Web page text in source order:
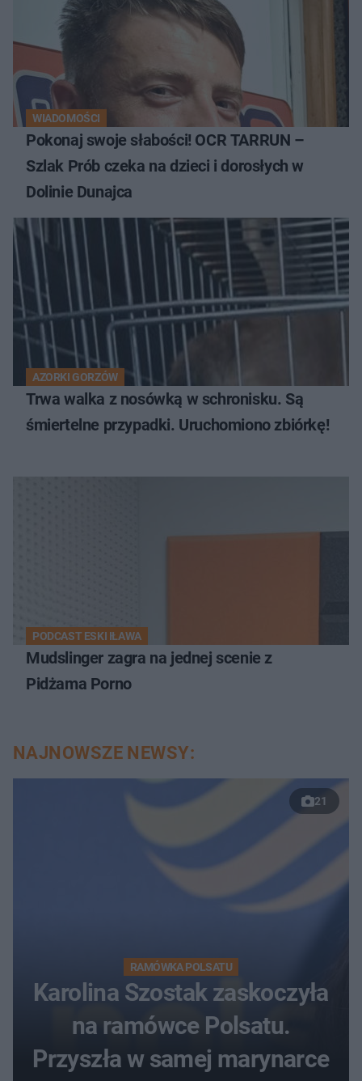
WIADOMOŚCI
Pokonaj swoje słabości! OCR TARRUN –
Szlak Prób czeka na dzieci i dorosłych w
Dolinie Dunajca
AZORKI GORZÓW
Trwa walka z nosówką w schronisku. Są
śmiertelne przypadki. Uruchomiono zbiórkę!
PODCAST ESKI IŁAWA
Mudslinger zagra na jednej scenie z
Pidżama Porno
NAJNOWSZE NEWSY:
21
RAMÓWKA POLSATU
Karolina Szostak zaskoczyła
na ramówce Polsatu.
Przyszła w samej marynarce